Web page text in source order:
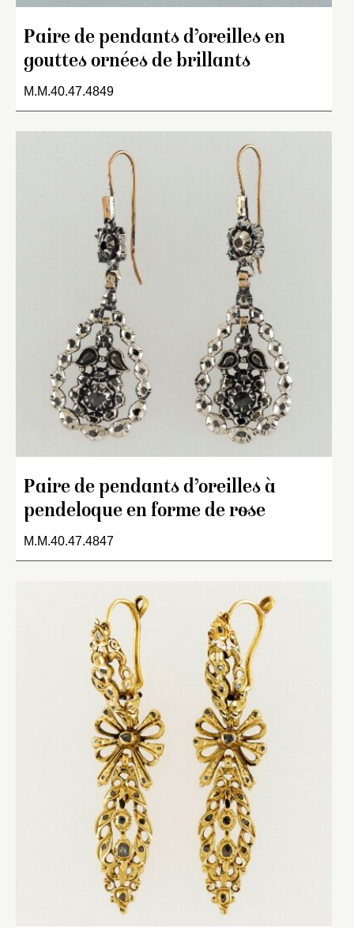
Paire de pendants d’oreilles en
gouttes ornées de brillants
M.M.40.47.4849
Paire de pendants d’oreilles à
pendeloque en forme de rose
M.M.40.47.4847